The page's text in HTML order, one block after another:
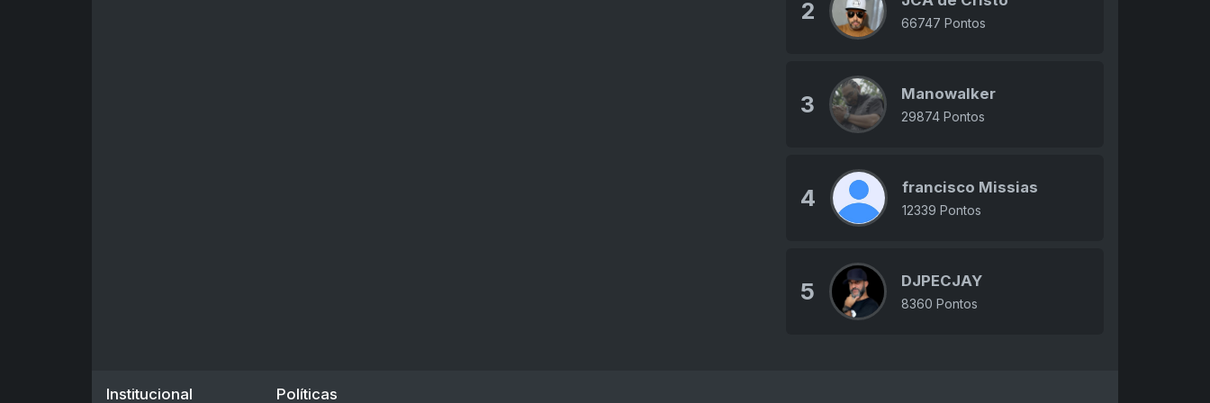
2 66747 Pontos
3 Manowalker
29874 Pontos
4 francisco Missias
12339 Pontos
5 DJPECJAY
8360 Pontos
Institucional Políticas